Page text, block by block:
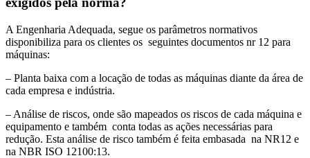
A Engenharia Adequada, segue os parâmetros normativos
disponibiliza para os clientes os seguintes documentos nr 12 para
máquinas:
– Planta baixa com a locação de todas as máquinas diante da área de
cada empresa e indústria.
– Análise de riscos, onde são mapeados os riscos de cada máquina e
equipamento e também conta todas as ações necessárias para
redução. Esta análise de risco também é feita embasada na NR12 e
na NBR ISO 12100:13.